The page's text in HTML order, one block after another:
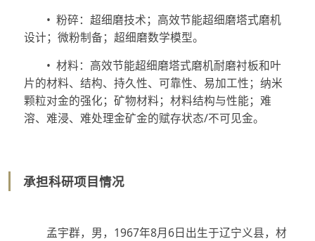
• 粉碎：超细磨技术；高效节能超细磨塔式磨机
设计；微粉制备；超细磨数学模型。
• 材料：高效节能超细磨塔式磨机耐磨衬板和叶
片的材料、结构、持久性、可靠性、易加工性；纳米
颗粒对金的强化；矿物材料；材料结构与性能；难
溶、难浸、难处理金矿金的赋存状态/不可见金。
承担科研项目情况
孟宇群，男， 1967年8月6日出生于辽宁义县，材